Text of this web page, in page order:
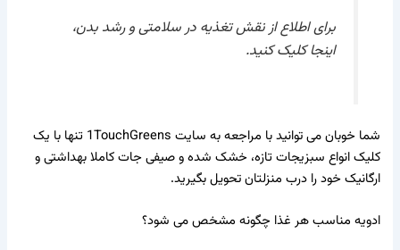
برای اطلاع از نقش تغذیه در سلامتی و رشد بدن،
اینجاکلیک کنید.
شما خوبان می توانید با مراجعه به سایت 1TouchGreens تنها با یک
کلیک انواع سبزیجات تازه،خشک شدهوصیفی جاتکاملا بهداشتی و
ارگانیک خود را درب منزلتان تحویل بگیرید.
ادویه مناسب هر غذا چگونه مشخص می شود؟